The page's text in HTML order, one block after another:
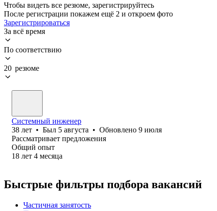
Чтобы видеть все резюме, зарегистрируйтесь
После регистрации покажем ещё 2 и откроем фото
Зарегистрироваться
За всё время
По соответствию
20 резюме
Системный инженер
38 лет • Был 5 августа • Обновлено 9 июля
Рассматривает предложения
Общий опыт
18 лет 4 месяца
Быстрые фильтры подбора вакансий
Частичная занятость